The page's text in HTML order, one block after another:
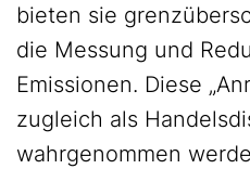
bieten sie
die Messung und
Emissionen. Diese
zugleich als
wahrgenommen